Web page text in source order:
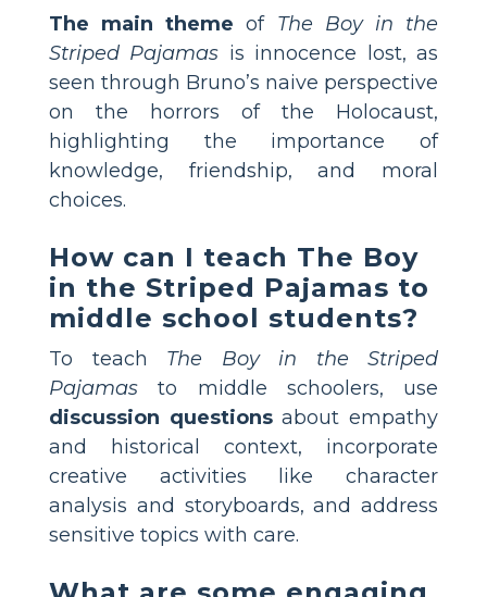
The main theme of The Boy in the
Striped Pajamas is innocence lost, as
seen through Bruno’s naive perspective
on the horrors of the Holocaust,
highlighting the importance of
knowledge, friendship, and moral
choices.
How can I teach The Boy
in the Striped Pajamas to
middle school students?
To teach The Boy in the Striped
Pajamas to middle schoolers, use
discussion questionsabout empathy
and historical context, incorporate
creative activities like character
analysis and storyboards, and address
sensitive topics with care.